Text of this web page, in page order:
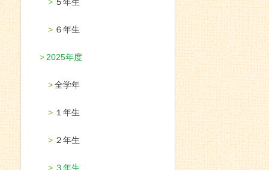
６年生
2025年度
全学年
１年生
２年生
３年生